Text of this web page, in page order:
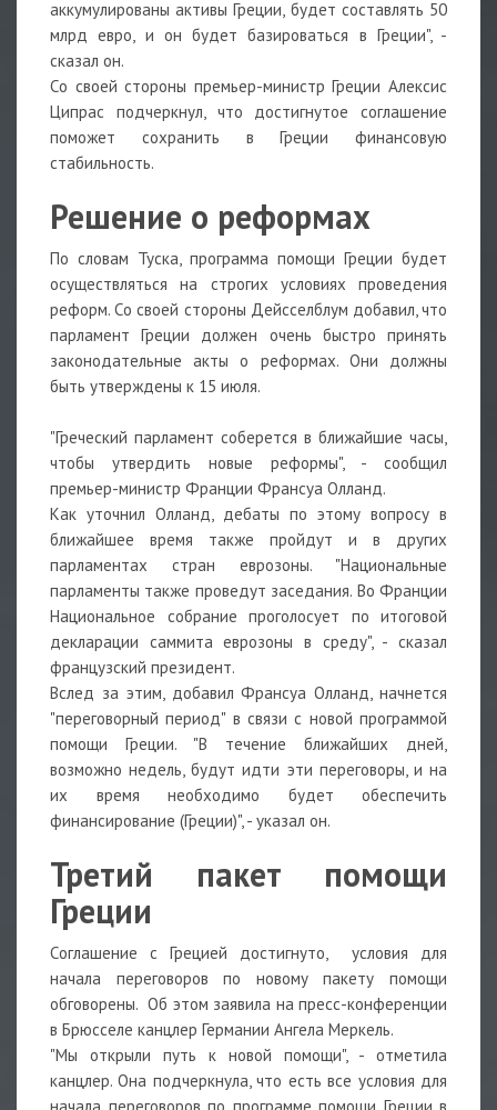
аккумулированы активы Греции, будет составлять 50
млрд евро, и он будет базироваться в Греции", -
сказал он.
Со своей стороны премьер-министр Греции Алексис
Ципрас подчеркнул, что достигнутое соглашение
поможет сохранить в Греции финансовую
стабильность.
Решение о реформах
По словам Туска, программа помощи Греции будет
осуществляться на строгих условиях проведения
реформ. Со своей стороны Дейсселблум добавил, что
парламент Греции должен очень быстро принять
законодательные акты о реформах. Они должны
быть утверждены к 15 июля.
"Греческий парламент соберется в ближайшие часы,
чтобы утвердить новые реформы", - сообщил
премьер-министр Франции Франсуа Олланд.
Как уточнил Олланд, дебаты по этому вопросу в
ближайшее время также пройдут и в других
парламентах стран еврозоны. "Национальные
парламенты также проведут заседания. Во Франции
Национальное собрание проголосует по итоговой
декларации саммита еврозоны в среду", - сказал
французский президент.
Вслед за этим, добавил Франсуа Олланд, начнется
"переговорный период" в связи с новой программой
помощи Греции. "В течение ближайших дней,
возможно недель, будут идти эти переговоры, и на
их время необходимо будет обеспечить
финансирование (Греции)", - указал он.
Третий пакет помощи
Греции
Соглашение с Грецией достигнуто, условия для
начала переговоров по новому пакету помощи
обговорены. Об этом заявила на пресс-конференции
в Брюсселе канцлер Германии Ангела Меркель.
"Мы открыли путь к новой помощи", - отметила
канцлер. Она подчеркнула, что есть все условия для